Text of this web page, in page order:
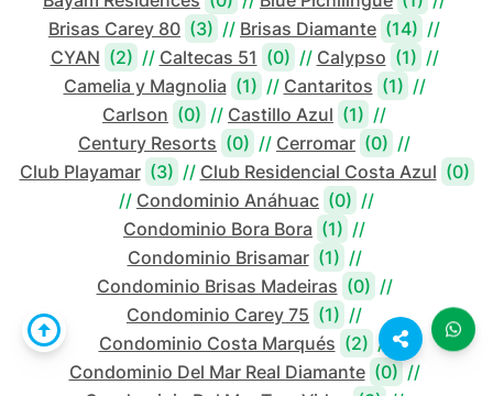
Brisas Carey 80 (3) // Brisas Diamante (14) //
CYAN (2) // Caltecas 51 (0) // Calypso (1) //
Camelia y Magnolia (1) // Cantaritos (1) //
Carlson (0) // Castillo Azul (1) //
Century Resorts (0) // Cerromar (0) //
Club Playamar (3) // Club Residencial Costa Azul (0)
// Condominio Anáhuac (0) //
Condominio Bora Bora (1) //
Condominio Brisamar (1) //
Condominio Brisas Madeiras (0) //
Condominio Carey 75 (1) //
Condominio Costa Marqués (2) //
Condominio Del Mar Real Diamante (0) //